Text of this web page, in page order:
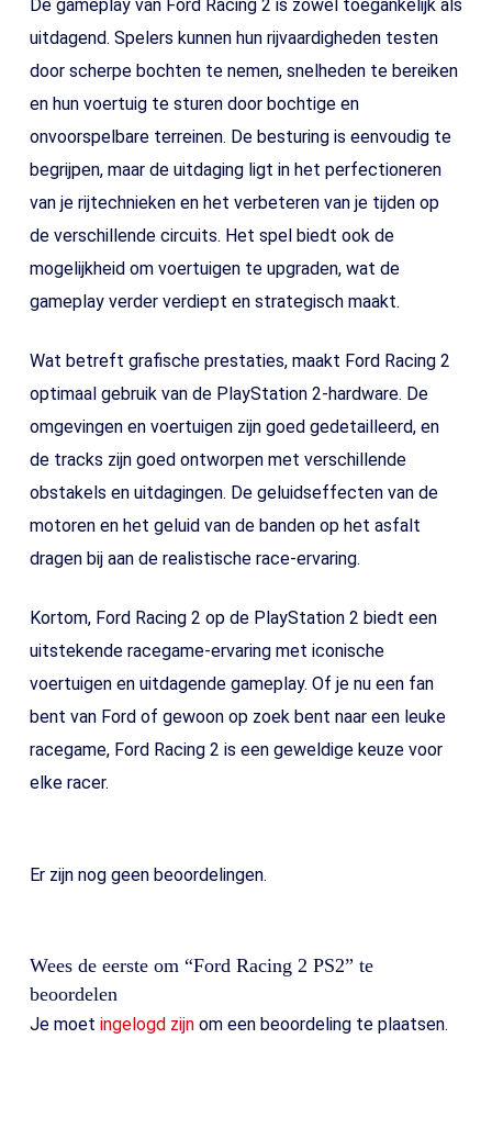
De gameplay van Ford Racing 2 is zowel toegankelijk als
uitdagend. Spelers kunnen hun rijvaardigheden testen
door scherpe bochten te nemen, snelheden te bereiken
en hun voertuig te sturen door bochtige en
onvoorspelbare terreinen. De besturing is eenvoudig te
begrijpen, maar de uitdaging ligt in het perfectioneren
van je rijtechnieken en het verbeteren van je tijden op
de verschillende circuits. Het spel biedt ook de
mogelijkheid om voertuigen te upgraden, wat de
gameplay verder verdiept en strategisch maakt.
Wat betreft grafische prestaties, maakt Ford Racing 2
optimaal gebruik van de PlayStation 2-hardware. De
omgevingen en voertuigen zijn goed gedetailleerd, en
de tracks zijn goed ontworpen met verschillende
obstakels en uitdagingen. De geluidseffecten van de
motoren en het geluid van de banden op het asfalt
dragen bij aan de realistische race-ervaring.
Kortom, Ford Racing 2 op de PlayStation 2 biedt een
uitstekende racegame-ervaring met iconische
voertuigen en uitdagende gameplay. Of je nu een fan
bent van Ford of gewoon op zoek bent naar een leuke
racegame, Ford Racing 2 is een geweldige keuze voor
elke racer.
Er zijn nog geen beoordelingen.
Wees de eerste om “Ford Racing 2 PS2” te
beoordelen
Je moet ingelogd zijnom een beoordeling te plaatsen.